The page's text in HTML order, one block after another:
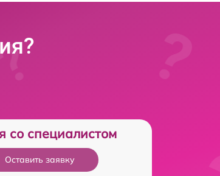
со специалистом
Оставить заявку